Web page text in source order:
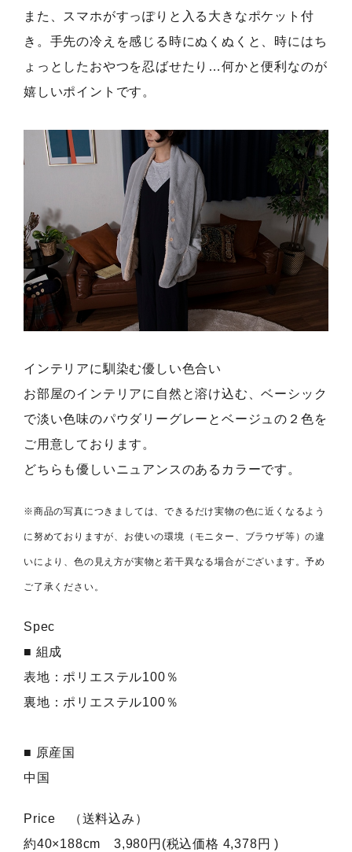
また、スマホがすっぽりと入る大きなポケット付
き。手先の冷えを感じる時にぬくぬくと、時にはち
ょっとしたおやつを忍ばせたり…何かと便利なのが
嬉しいポイントです。
インテリアに馴染む優しい色合い
お部屋のインテリアに自然と溶け込む、ベーシック
で淡い色味のパウダリーグレーとベージュの２色を
ご用意しております。
どちらも優しいニュアンスのあるカラーです。
※商品の写真につきましては、できるだけ実物の色に近くなるよう
に努めておりますが、お使いの環境（モニター、ブラウザ等）の違
いにより、色の見え方が実物と若干異なる場合がございます。予め
ご了承ください。
Spec
■ 組成
表地：ポリエステル100％
裏地：ポリエステル100％
■ 原産国
中国
Price （送料込み）
約40×188cm 3,980円(税込価格 4,378円 )